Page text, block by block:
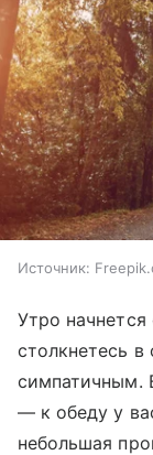
Источник:
Утро начнется
столкнетесь
симпатичным.
— к обеду у
небольшая